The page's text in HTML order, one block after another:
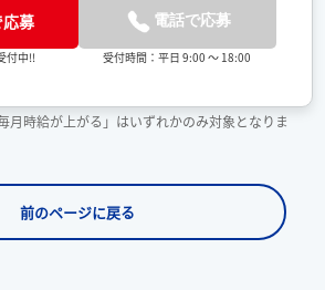
応募
付中!!
電話で応募
受付時間：平日 9:00 ～ 18:00
時給が上がる」はいずれかのみ対象となりま
前のページに戻る